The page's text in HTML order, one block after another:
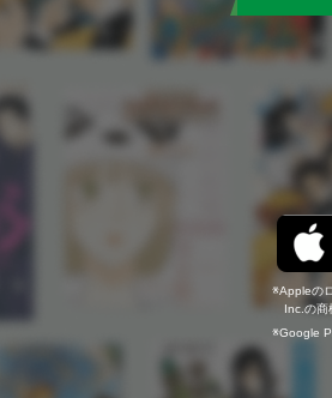
Appleの
Inc.の商
Google